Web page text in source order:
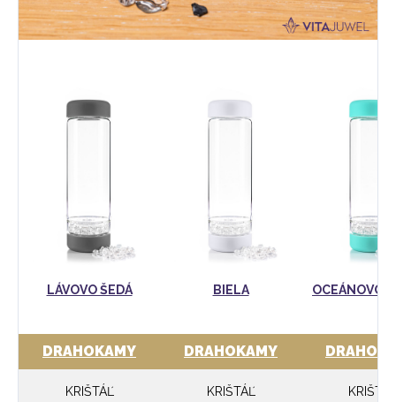
LÁVOVO ŠEDÁ BIELA OCEÁNOVO
DRAHOKAMY
KRIŠTÁĽ
DRAHOKAMY
KRIŠTÁĽ KRIŠTÁĽ